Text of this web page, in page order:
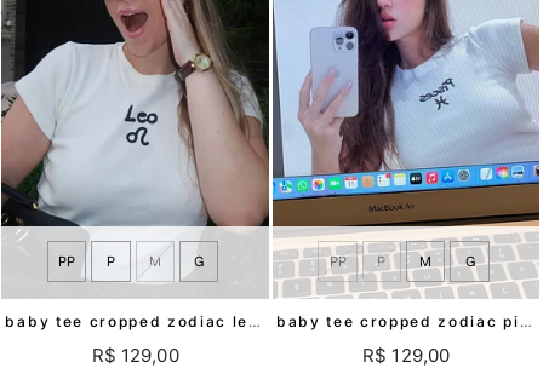
baby tee cropped zodiac leo mundo lolita
PP P M G
R$ 129,00
baby tee cropped zodiac pisces mundo lolita
PP P M G
R$ 129,00